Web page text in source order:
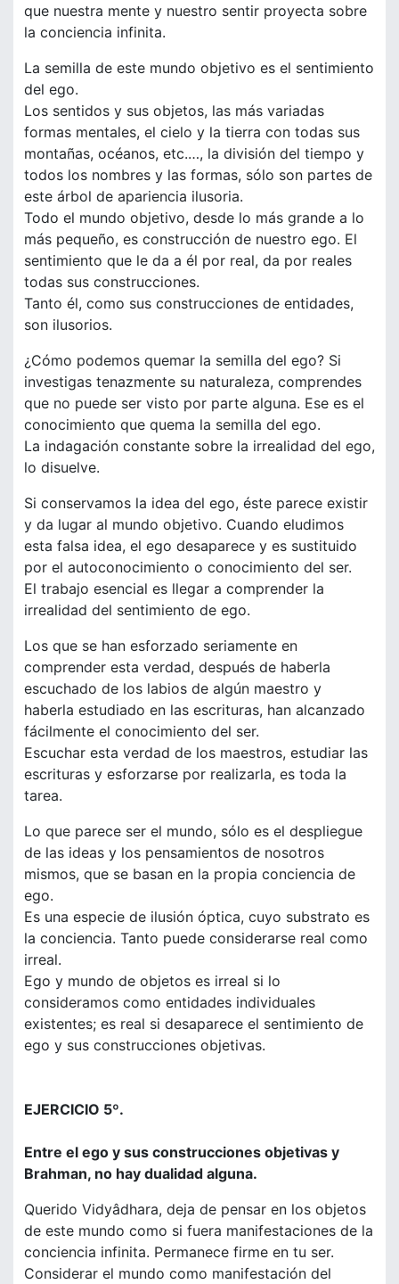
que nuestra mente y nuestro sentir proyecta sobre
la conciencia infinita.
La semilla de este mundo objetivo es el sentimiento
del ego.
Los sentidos y sus objetos, las más variadas
formas mentales, el cielo y la tierra con todas sus
montañas, océanos, etc.…, la división del tiempo y
todos los nombres y las formas, sólo son partes de
este árbol de apariencia ilusoria.
Todo el mundo objetivo, desde lo más grande a lo
más pequeño, es construcción de nuestro ego. El
sentimiento que le da a él por real, da por reales
todas sus construcciones.
Tanto él, como sus construcciones de entidades,
son ilusorios.
¿Cómo podemos quemar la semilla del ego? Si
investigas tenazmente su naturaleza, comprendes
que no puede ser visto por parte alguna. Ese es el
conocimiento que quema la semilla del ego.
La indagación constante sobre la irrealidad del ego,
lo disuelve.
Si conservamos la idea del ego, éste parece existir
y da lugar al mundo objetivo. Cuando eludimos
esta falsa idea, el ego desaparece y es sustituido
por el autoconocimiento o conocimiento del ser.
El trabajo esencial es llegar a comprender la
irrealidad del sentimiento de ego.
Los que se han esforzado seriamente en
comprender esta verdad, después de haberla
escuchado de los labios de algún maestro y
haberla estudiado en las escrituras, han alcanzado
fácilmente el conocimiento del ser.
Escuchar esta verdad de los maestros, estudiar las
escrituras y esforzarse por realizarla, es toda la
tarea.
Lo que parece ser el mundo, sólo es el despliegue
de las ideas y los pensamientos de nosotros
mismos, que se basan en la propia conciencia de
ego.
Es una especie de ilusión óptica, cuyo substrato es
la conciencia. Tanto puede considerarse real como
irreal.
Ego y mundo de objetos es irreal si lo
consideramos como entidades individuales
existentes; es real si desaparece el sentimiento de
ego y sus construcciones objetivas.
EJERCICIO 5º.
Entre el ego y sus construcciones objetivas y
Brahman, no hay dualidad alguna.
Querido Vidyâdhara, deja de pensar en los objetos
de este mundo como si fuera manifestaciones de la
conciencia infinita. Permanece firme en tu ser.
Considerar el mundo como manifestación del